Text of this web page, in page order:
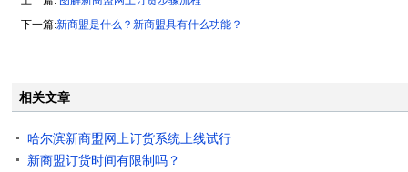
下一篇:新商盟是什么？新商盟具有什么功能？
相关文章
哈尔滨新商盟网上订货系统上线试行
新商盟订货时间有限制吗？